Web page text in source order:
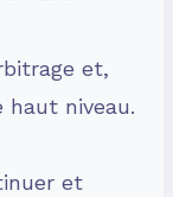
et,
haut niveau.
et